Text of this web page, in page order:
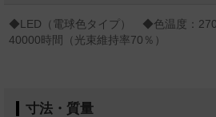
◆LED（電球色タイプ） ◆色温度：
40000時間（光束維持率70％）
寸法・質量